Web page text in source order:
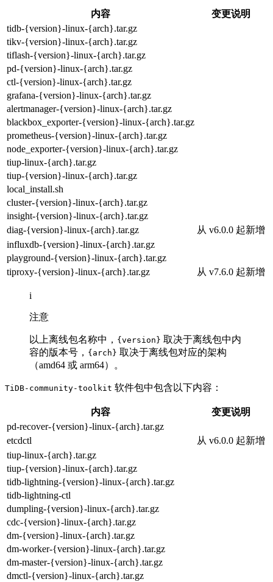
内容
变更说明
tidb-{version}-linux-{arch}.tar.gz
tikv-{version}-linux-{arch}.tar.gz
tiflash-{version}-linux-{arch}.tar.gz
pd-{version}-linux-{arch}.tar.gz
ctl-{version}-linux-{arch}.tar.gz
grafana-{version}-linux-{arch}.tar.gz
alertmanager-{version}-linux-{arch}.tar.gz
blackbox_exporter-{version}-linux-{arch}.tar.gz
prometheus-{version}-linux-{arch}.tar.gz
node_exporter-{version}-linux-{arch}.tar.gz
tiup-linux-{arch}.tar.gz
tiup-{version}-linux-{arch}.tar.gz
local_install.sh
cluster-{version}-linux-{arch}.tar.gz
insight-{version}-linux-{arch}.tar.gz
diag-{version}-linux-{arch}.tar.gz
从 v6.0.0 起新增
influxdb-{version}-linux-{arch}.tar.gz
playground-{version}-linux-{arch}.tar.gz
tiproxy-{version}-linux-{arch}.tar.gz
从 v7.6.0 起新增
i
注意
以上离线包名称中， {version} 取决于离线包中内
容的版本号， {arch} 取决于离线包对应的架构
（amd64 或 arm64）。
TiDB-community-toolkit 软件包中包含以下内容：
内容
变更说明
pd-recover-{version}-linux-{arch}.tar.gz
etcdctl
从 v6.0.0 起新增
tiup-linux-{arch}.tar.gz
tiup-{version}-linux-{arch}.tar.gz
tidb-lightning-{version}-linux-{arch}.tar.gz
tidb-lightning-ctl
dumpling-{version}-linux-{arch}.tar.gz
cdc-{version}-linux-{arch}.tar.gz
dm-{version}-linux-{arch}.tar.gz
dm-worker-{version}-linux-{arch}.tar.gz
dm-master-{version}-linux-{arch}.tar.gz
dmctl-{version}-linux-{arch}.tar.gz